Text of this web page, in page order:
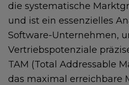
die systematische
und ist ein essenzielles
Software-Unternehmen,
Vertriebspotenziale
TAM (Total Addressable
das maximal erreichbare